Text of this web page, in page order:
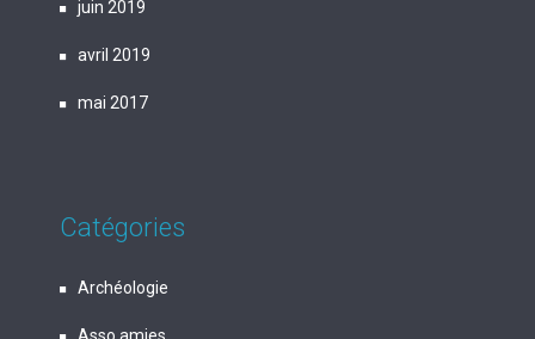
juin 2019
avril 2019
mai 2017
Catégories
Archéologie